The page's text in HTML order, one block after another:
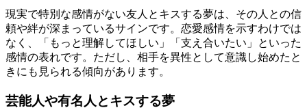
現実で特別な感情がない友人とキスする夢は、その人との信
頼や絆が深まっているサインです。恋愛感情を示すわけでは
なく、「もっと理解してほしい」「支え合いたい」といった
感情の表れです。ただし、相手を異性として意識し始めたと
きにも見られる傾向があります。
芸能人や有名人とキスする夢